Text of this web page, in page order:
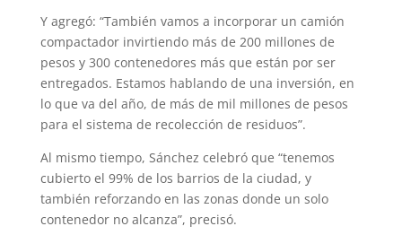
Y agregó: “También vamos a incorporar un camión
compactador invirtiendo más de 200 millones de
pesos y 300 contenedores más que están por ser
entregados. Estamos hablando de una inversión, en
lo que va del año, de más de mil millones de pesos
para el sistema de recolección de residuos”.
Al mismo tiempo, Sánchez celebró que “tenemos
cubierto el 99% de los barrios de la ciudad, y
también reforzando en las zonas donde un solo
contenedor no alcanza”, precisó.